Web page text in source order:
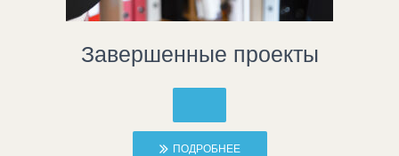
Завершенные проекты
ПОДРОБНЕЕ